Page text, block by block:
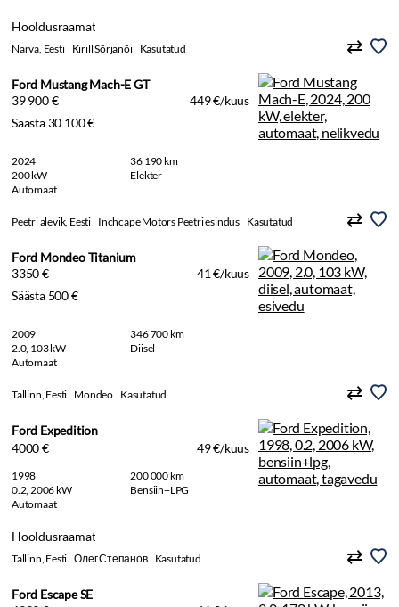
Hooldusraamat
Narva, Eesti Kirill Sõrjanõi Kasutatud
Ford Mustang Mach-E GT
39 900 €
449 €/kuus
Säästa 30 100 €
2024
36 190 km
200 kW
Elekter
Automaat
Peetri alevik, Eesti Inchcape Motors Peetri esindus Kasutatud
Ford Mondeo Titanium
3350 €
41 €/kuus
Säästa 500 €
2009
346 700 km
2.0, 103 kW
Diisel
Automaat
Tallinn, Eesti Mondeo Kasutatud
Ford Expedition
4000 €
49 €/kuus
1998
200 000 km
0.2, 2006 kW
Bensiin+LPG
Automaat
Hooldusraamat
Tallinn, Eesti Олег Степанов Kasutatud
Ford Escape SE